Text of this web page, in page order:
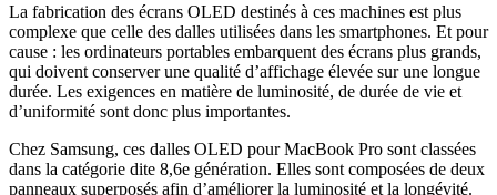
La fabrication des écrans OLED destinés à ces machines est plus
complexe que celle des dalles utilisées dans les smartphones. Et pour
cause : les ordinateurs portables embarquent des écrans plus grands,
qui doivent conserver une qualité d’affichage élevée sur une longue
durée. Les exigences en matière de luminosité, de durée de vie et
d’uniformité sont donc plus importantes.
Chez Samsung, ces dalles OLED pour MacBook Pro sont classées
dans la catégorie dite 8,6e génération. Elles sont composées de deux
panneaux superposés afin d’améliorer la luminosité et la longévité.